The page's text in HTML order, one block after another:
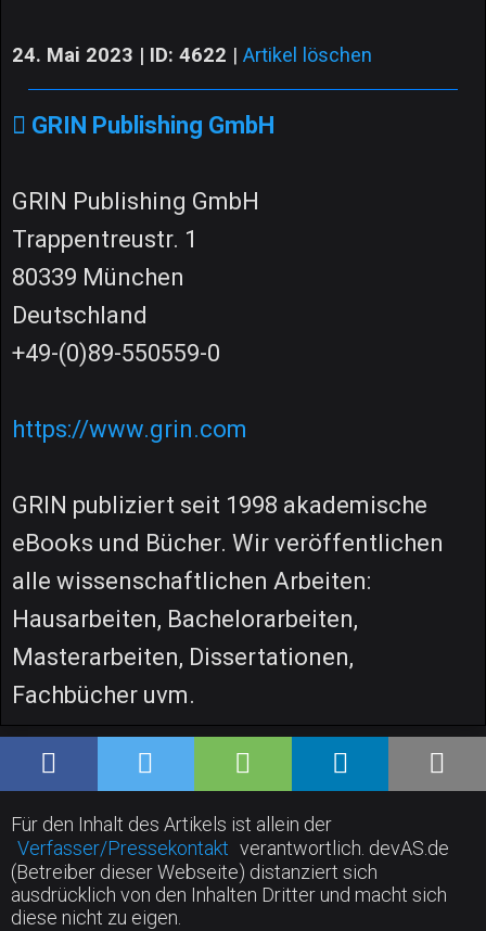
24. Mai 2023 | ID: 4622 | Artikel löschen
GRIN Publishing GmbH
GRIN Publishing GmbH
Trappentreustr. 1
80339 München
Deutschland
+49-(0)89-550559-0
https://www.grin.com
GRIN publiziert seit 1998 akademische
eBooks und Bücher. Wir veröffentlichen
alle wissenschaftlichen Arbeiten:
Hausarbeiten, Bachelorarbeiten,
Masterarbeiten, Dissertationen,
Fachbücher uvm.
Für den Inhalt des Artikels ist allein der
Verfasser/Pressekontakt verantwortlich. devAS.de
(Betreiber dieser Webseite) distanziert sich
ausdrücklich von den Inhalten Dritter und macht sich
diese nicht zu eigen.